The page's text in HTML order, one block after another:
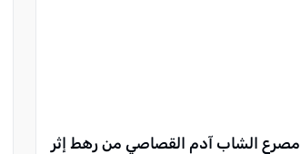
مصرع الشاب آدم القصاصي من رهط إثر